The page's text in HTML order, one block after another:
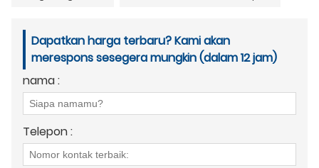
Dapatkan harga terbaru? Kami akan
merespons sesegera mungkin (dalam 12 jam)
nama :
Telepon :